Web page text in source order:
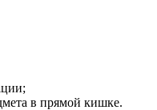
в прямой кишке.